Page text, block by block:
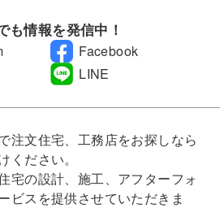
も情報を発信中！
Facebook
LINE
注文住宅、工務店をお探しなら
ください。
宅の設計、施工、アフターフォ
ビスを提供させていただきま